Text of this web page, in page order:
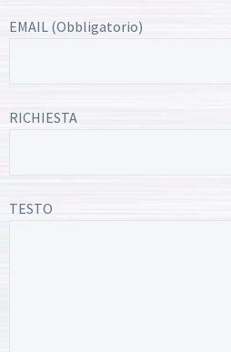
EMAIL (Obbligatorio)
RICHIESTA
TESTO